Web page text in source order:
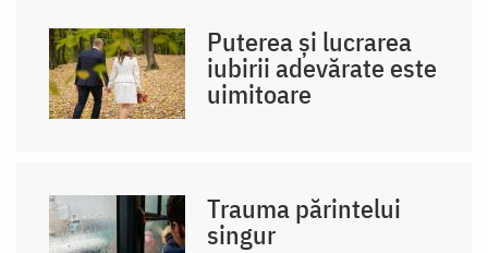
Puterea și lucrarea
iubirii adevărate este
uimitoare
Trauma părintelui
singur